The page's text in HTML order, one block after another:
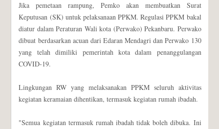
Jika pemetaan rampung, Pemko akan membuatkan Surat
Keputusan (SK) untuk pelaksanaan PPKM. Regulasi PPKM bakal
diatur dalam Peraturan Wali kota (Perwako) Pekanbaru. Perwako
dibuat berdasarkan acuan dari Edaran Mendagri dan Perwako 130
yang telah dimiliki pemerintah kota dalam penanggulangan
COVID-19.
Lingkungan RW yang melaksanakan PPKM seluruh aktivitas
kegiatan keramaian dihentikan, termasuk kegiatan rumah ibadah.
"Semua kegiatan termasuk rumah ibadah tidak boleh dibuka. Ini